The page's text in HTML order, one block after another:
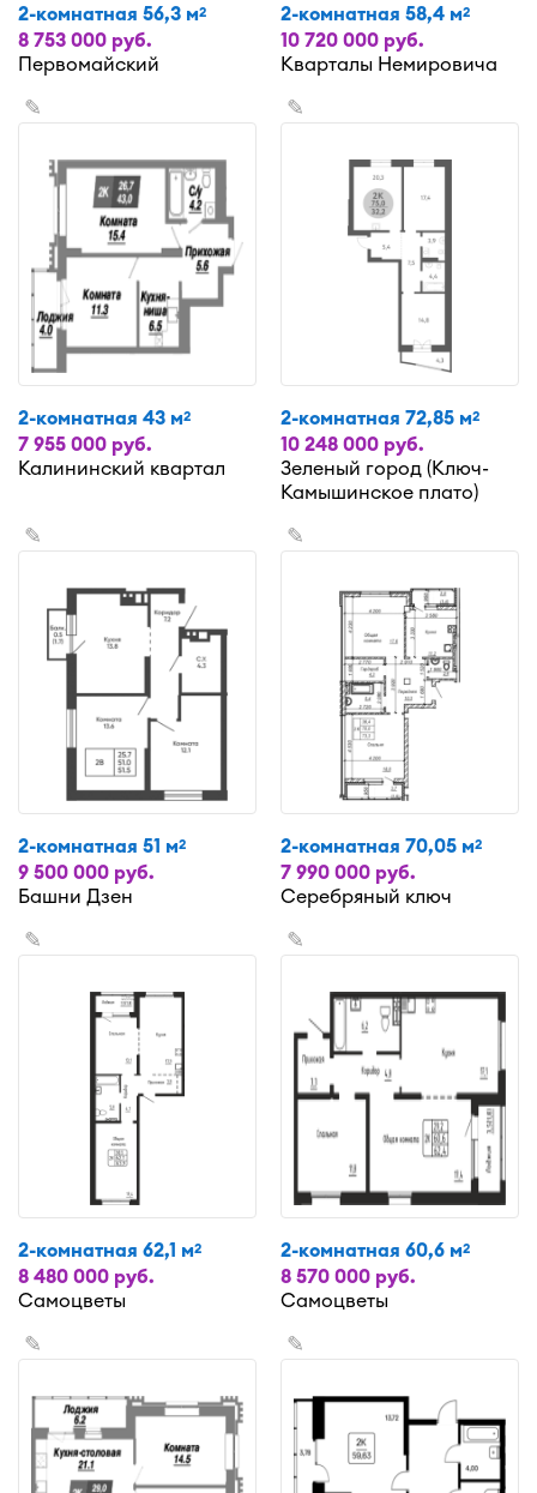
2-комнатная 56,3 м2
8 753 000 руб.
Первомайский
2-комнатная 58,4 м2
10 720 000 руб.
Кварталы Немировича
✎
2-комнатная 43 м2
7 955 000 руб.
Калининский квартал
✎
2-комнатная 72,85 м2
10 248 000 руб.
Зеленый город (Ключ-
Камышинское плато)
✎
2-комнатная 51 м2
9 500 000 руб.
Башни Дзен
✎
2-комнатная 70,05 м2
7 990 000 руб.
Серебряный ключ
✎
2-комнатная 62,1 м2
8 480 000 руб.
Самоцветы
✎
2-комнатная 60,6 м2
8 570 000 руб.
Самоцветы
✎ ✎